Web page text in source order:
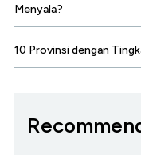
Menyala?
10 Provinsi dengan